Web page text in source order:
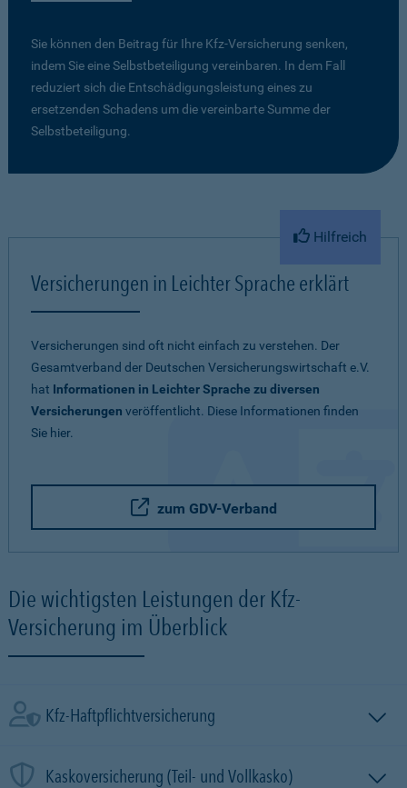
Sie können den Beitrag für Ihre Kfz-Versicherung senken,
indem Sie eine Selbstbeteiligung vereinbaren. In dem Fall
reduziert sich die Entschädigungsleistung eines zu
ersetzenden Schadens um die vereinbarte Summe der
Selbstbeteiligung.
Hilfreich
Versicherungen in Leichter Sprache erklärt
Versicherungen sind oft nicht einfach zu verstehen. Der
Gesamtverband der Deutschen Versicherungswirtschaft e.V.
hat Informationen in Leichter Sprache zu diversen
Versicherungen veröffentlicht. Diese Informationen finden
Sie hier.
zum GDV-Verband
Die wichtigsten Leistungen der Kfz-
Versicherung im Überblick
Kfz-Haftpflichtversicherung
Kaskoversicherung (Teil- und Vollkasko)